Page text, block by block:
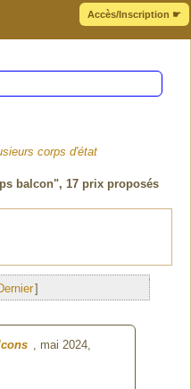
Accès/Inscription ☛
corps d'état
balcon", 17 prix proposés
, mai 2024,